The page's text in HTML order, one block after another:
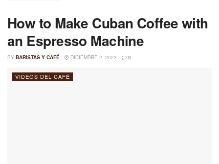
How to Make Cuban Coffee with
an Espresso Machine
BY BARISTAS Y CAFÉ DICIEMBRE 2, 2023 0
VIDEOS DEL CAFÉ